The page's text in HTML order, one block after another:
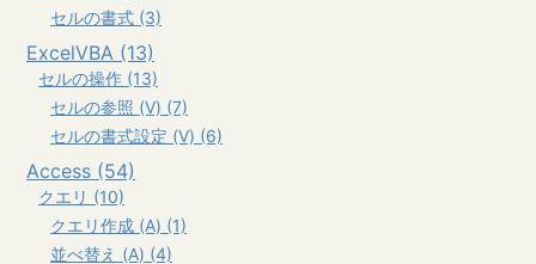
セルの書式 (3)
ExcelVBA (13)
セルの操作 (13)
セルの参照 (V) (7)
セルの書式設定 (V) (6)
Access (54)
クエリ (10)
クエリ作成 (A) (1)
並べ替え (A) (4)